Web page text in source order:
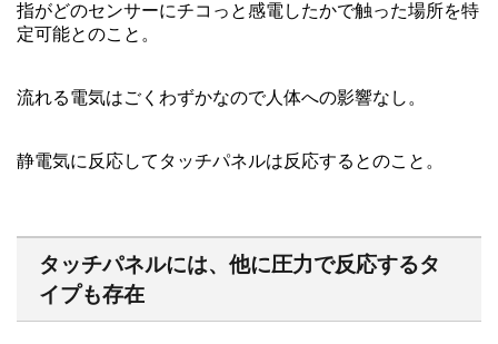
指がどのセンサーにチコっと感電したかで触った場所を特
定可能とのこと。
流れる電気はごくわずかなので人体への影響なし。
静電気に反応してタッチパネルは反応するとのこと。
タッチパネルには、他に圧力で反応するタ
イプも存在